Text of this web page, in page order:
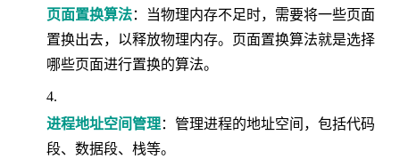
页面置换算法：当物理内存不足时，需要将一些页面
置换出去，以释放物理内存。页面置换算法就是选择
哪些页面进行置换的算法。
进程地址空间管理：管理进程的地址空间，包括代码
段、数据段、栈等。